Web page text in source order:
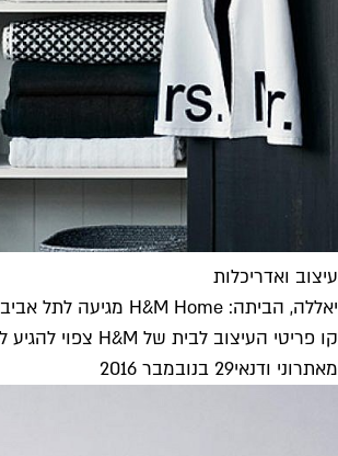
עיצוב ואדריכלות
יאללה, הביתה: H&M Home מגיעה לתל אביב
קו פריטי העיצוב לבית של H&M צפוי להגיע לארץ במרץ 2017 ולנחות היישר בקניון עזריאלי. בתפריט: כלי בית, מצעים ופריטים לחדרי...
מאתרוני ודנאי29 בנובמבר 2016